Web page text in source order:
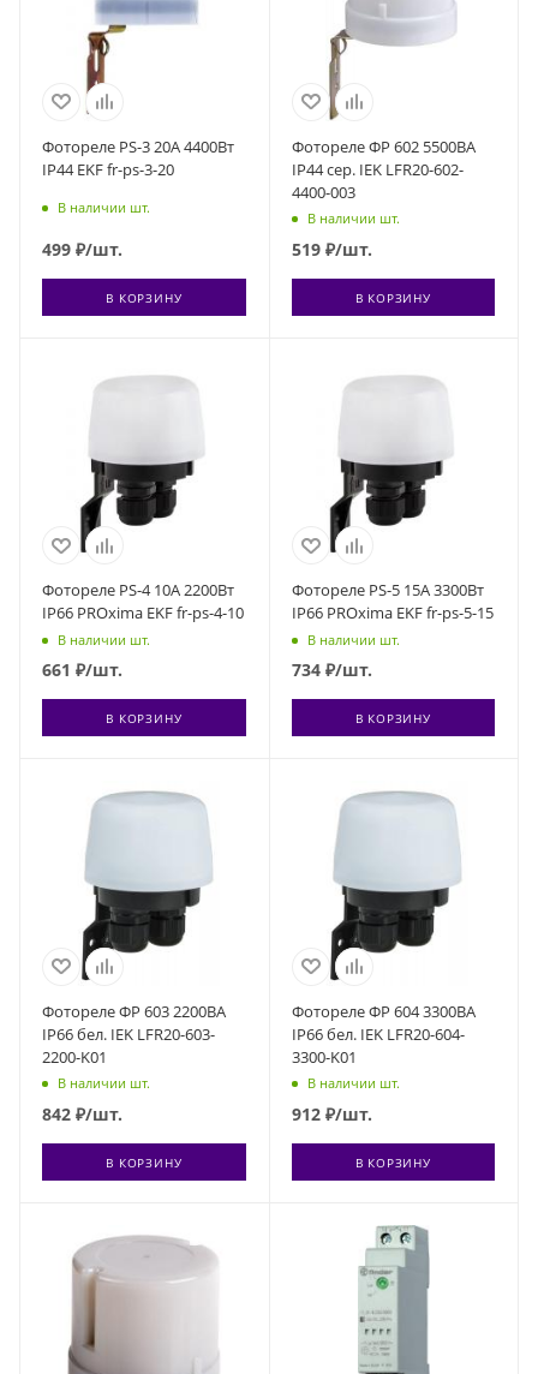
Фотореле PS-3 20А 4400Вт
IP44 EKF fr-ps-3-20
В наличии шт.
499 ₽/шт.
В КОРЗИНУ
Фотореле ФР 602 5500ВА
IP44 сер. IEK LFR20-602-
4400-003
В наличии шт.
519₽/шт.
В КОРЗИНУ
Фотореле PS-4 10А 2200Вт
IP66 PROxima EKF fr-ps-4-10
В наличии шт.
661 ₽/шт.
В КОРЗИНУ
Фотореле PS-5 15А 3300Вт
IP66 PROxima EKF fr-ps-5-15
В наличии шт.
734₽/шт.
В КОРЗИНУ
Фотореле ФР 603 2200ВА
IP66 бел. IEK LFR20-603-
2200-K01
В наличии шт.
842 ₽/шт.
В КОРЗИНУ
Фотореле ФР 604 3300ВА
IP66 бел. IEK LFR20-604-
3300-K01
В наличии шт.
912₽/шт.
В КОРЗИНУ